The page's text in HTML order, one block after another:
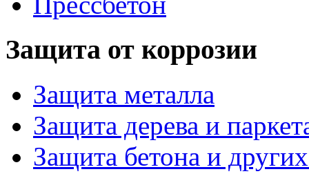
Защита от коррозии
Защита металла
Защита дерева и
Защита бетона и